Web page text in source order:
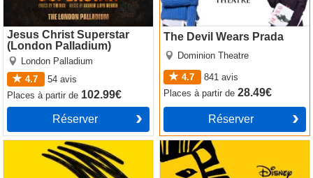
Jesus Christ Superstar
(London Palladium)
London Palladium
4.7
54 avis
Placesà partir de 102.99€
Réserver
The Devil Wears Prada
Dominion Theatre
4.7 841 avis
Placesà partir de28.49€
Réserver
Operation Mincemeat The Lion King